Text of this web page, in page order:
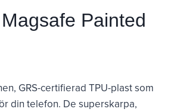
Painted
GRS-certifierad TPU-plast som
din telefon. De superskarpa,